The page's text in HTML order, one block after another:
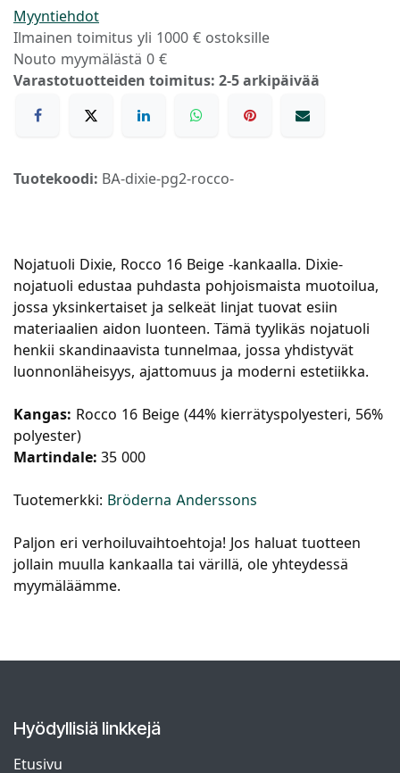
Myyntiehdot
Ilmainen toimitus yli 1000 € ostoksille
Nouto myymälästä 0 €
Varastotuotteiden toimitus: 2-5 arkipäivää
Tuotekoodi: BA-dixie-pg2-rocco-
Nojatuoli Dixie, Rocco 16 Beige -kankaalla. Dixie-
nojatuoli edustaa puhdasta pohjoismaista muotoilua,
jossa yksinkertaiset ja selkeät linjat tuovat esiin
materiaalien aidon luonteen. Tämä tyylikäs nojatuoli
henkii skandinaavista tunnelmaa, jossa yhdistyvät
luonnonläheisyys, ajattomuus ja moderni estetiikka.
Kangas: Rocco 16 Beige (44% kierrätyspolyesteri, 56%
polyester)
Martindale: 35 000
Tuotemerkki: Bröderna Anderssons
Paljon eri verhoiluvaihtoehtoja! Jos haluat tuotteen
jollain muulla kankaalla tai värillä, ole yhteydessä
myymäläämme.
Hyödyllisiä linkkejä
Etusivu